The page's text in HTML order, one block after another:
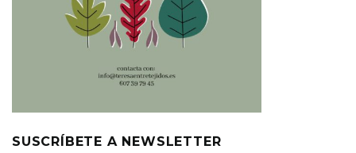
SUSCRÍBETE A NEWSLETTER